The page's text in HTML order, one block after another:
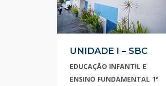
UNIDADE I – SBC
EDUCAÇÃO INFANTIL E
ENSINO FUNDAMENTAL 1º